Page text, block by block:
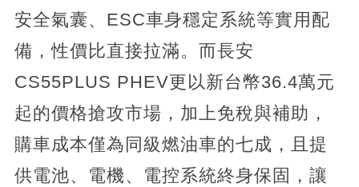
安全氣囊、ESC車身穩定系統等實用配
備，性價比直接拉滿。而長安
CS55PLUS PHEV更以新台幣36.4萬元
起的價格搶攻市場，加上免稅與補助，
購車成本僅為同級燃油車的七成，且提
供電池、電機、電控系統終身保固，讓